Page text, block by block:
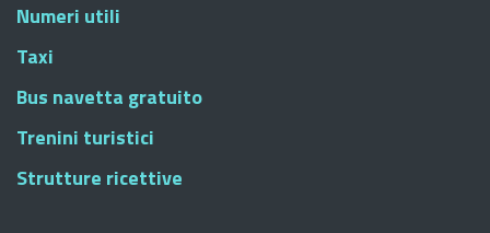
Numeri utili
Taxi
Bus navetta gratuito
Trenini turistici
Strutture ricettive